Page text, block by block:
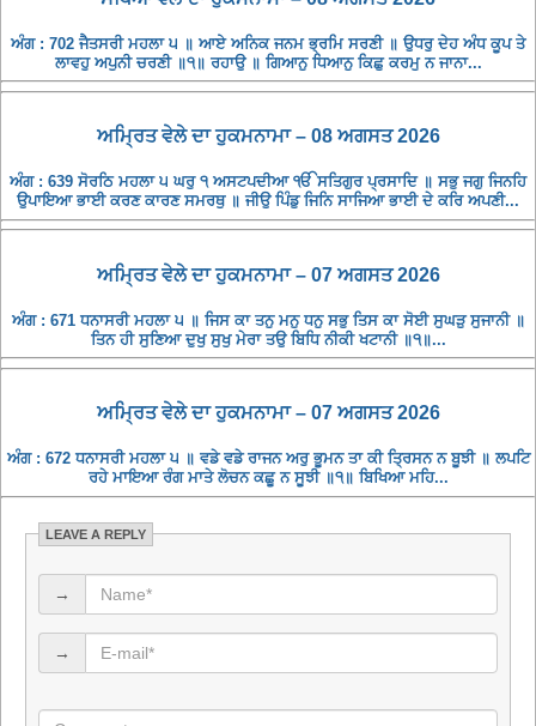
ਅੰਗ : 702 ਜੈਤਸਰੀ ਮਹਲਾ ੫ ॥ ਆਏ ਅਨਿਕ ਜਨਮ ਭ੍ਰਮਿ ਸਰਣੀ ॥ ਉਧਰੁ ਦੇਹ ਅੰਧ ਕੂਪ ਤੇ
ਲਾਵਹੁ ਅਪੁਨੀ ਚਰਣੀ ॥੧॥ ਰਹਾਉ ॥ ਗਿਆਨੁ ਧਿਆਨੁ ਕਿਛੁ ਕਰਮੁ ਨ ਜਾਨਾ...
ਅਮ੍ਰਿਤ ਵੇਲੇ ਦਾ ਹੁਕਮਨਾਮਾ – 08 ਅਗਸਤ 2026
ਅੰਗ : 639 ਸੋਰਠਿ ਮਹਲਾ ੫ ਘਰੁ ੧ ਅਸਟਪਦੀਆ ੴ ਸਤਿਗੁਰ ਪ੍ਰਸਾਦਿ ॥ ਸਭੁ ਜਗੁ ਜਿਨਹਿ
ਉਪਾਇਆ ਭਾਈ ਕਰਣ ਕਾਰਣ ਸਮਰਥੁ ॥ ਜੀਉ ਪਿੰਡੁ ਜਿਨਿ ਸਾਜਿਆ ਭਾਈ ਦੇ ਕਰਿ ਅਪਣੀ...
ਅਮ੍ਰਿਤ ਵੇਲੇ ਦਾ ਹੁਕਮਨਾਮਾ – 07 ਅਗਸਤ 2026
ਅੰਗ : 671 ਧਨਾਸਰੀ ਮਹਲਾ ੫ ॥ ਜਿਸ ਕਾ ਤਨੁ ਮਨੁ ਧਨੁ ਸਭੁ ਤਿਸ ਕਾ ਸੋਈ ਸੁਘੜੁ ਸੁਜਾਨੀ ॥
ਤਿਨ ਹੀ ਸੁਣਿਆ ਦੁਖੁ ਸੁਖੁ ਮੇਰਾ ਤਉ ਬਿਧਿ ਨੀਕੀ ਖਟਾਨੀ ॥੧॥...
ਅਮ੍ਰਿਤ ਵੇਲੇ ਦਾ ਹੁਕਮਨਾਮਾ – 07 ਅਗਸਤ 2026
ਅੰਗ : 672 ਧਨਾਸਰੀ ਮਹਲਾ ੫ ॥ ਵਡੇ ਵਡੇ ਰਾਜਨ ਅਰੁ ਭੂਮਨ ਤਾ ਕੀ ਤ੍ਰਿਸਨ ਨ ਬੂਝੀ ॥ ਲਪਟਿ
ਰਹੇ ਮਾਇਆ ਰੰਗ ਮਾਤੇ ਲੋਚਨ ਕਛੂ ਨ ਸੂਝੀ ॥੧॥ ਬਿਖਿਆ ਮਹਿ...
LEAVE A REPLY
→
→